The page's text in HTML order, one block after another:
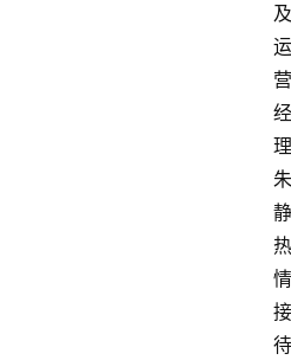
及
运
营
经
理
朱
静
热
情
接
待